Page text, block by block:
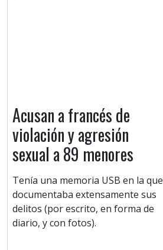
Acusan a francés de
violación y agresión
sexual a 89 menores
Tenía una memoria USB en la que
documentaba extensamente sus
delitos (por escrito, en forma de
diario, y con fotos).